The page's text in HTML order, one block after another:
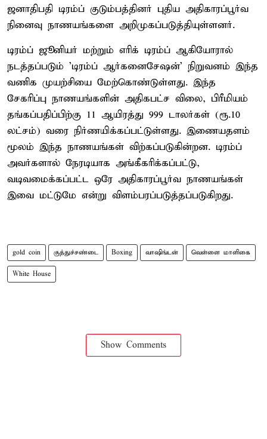
ஜனாதிபதி டிரம்ப் குடும்பத்தினர் புதிய அதிகாரப்பூர்வ
நினைவு நாணயங்களை அறிமுகப்படுத்தியுள்ளனர்.
டிரம்ப் ஜூனியர் மற்றும் எரிக் டிரம்ப் ஆகியோரால்
நடத்தப்படும் 'டிரம்ப் ஆர்கனைசேஷன்' நிறுவனம் இந்த
வணிக முயற்சியை மேற்கொண்டுள்ளது. இந்த
சேகரிப்பு நாணயங்களின் அதிகபட்ச விலை, பிரீமியம்
தங்கப்பதிப்பிற்கு 11 ஆயிரத்து 999 டாலர்கள் (ரூ.10
லட்சம்) வரை நிர்ணயிக்கப்பட்டுள்ளது. இணையதளம்
மூலம் இந்த நாணயங்கள் விற்கப்படுகின்றன. டிரம்ப்
அவர்களால் நேரடியாக அங்கீகரிக்கப்பட்டு,
வடிவமைக்கப்பட்ட ஒரே அதிகாரப்பூர்வ நாணயங்கள்
இவை மட்டுமே என்று விளம்பரப்படுத்தப்படுகிறது.
gold coin குத்துச்சண்டை Boxing வாஷிங்டன் வெள்ளை மாளிகை
White House
Show Comments